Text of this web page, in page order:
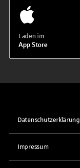
Laden im
App Store
Datenschutzerklärung
Impressum